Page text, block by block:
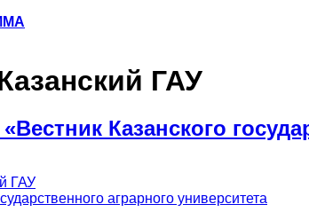
ГАУ
Казанского
ГАУ
аграрного университета